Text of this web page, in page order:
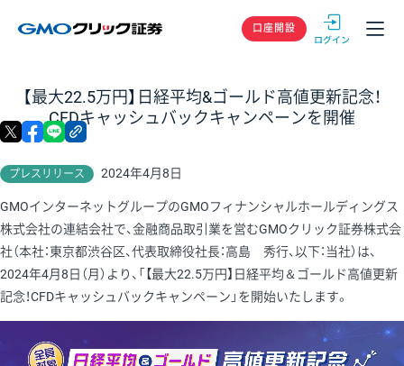
GMOクリック
口座開設
【最大22.5万円】日経平均&ゴールド高値更新記念！
CFDキャッシュバックキャンペーンを開催
プレスリリース 2024年4月8日
X facebook
GMOインターネットグループのGMOフィナンシャルホールディングス
株式会社の連結会社で、金融商品取引業を営むGMOクリック証券株式会
社（本社：東京都渋谷区、代表取締役社長：高島 秀行、以下：当社）は、
2024年4月8日（月）より、「【最大22.5万円】日経平均＆ゴールド高値更新
記念！CFDキャッシュバックキャンペーン」を開始いたします。